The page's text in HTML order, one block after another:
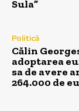
Sula”
Politică
Călin
adoptarea
sa de avere
264.000 de